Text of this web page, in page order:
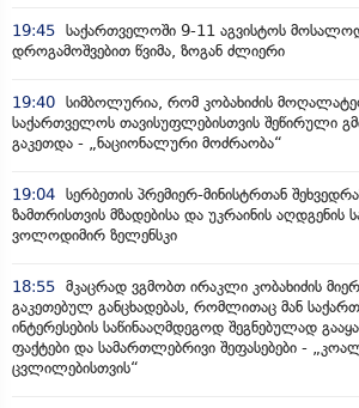
19:45 საქართველოში 9-11 აგვისტოს
დროგამოშვებით წვიმა, ზოგან ძლიერი
19:40 სიმბოლურია, რომ კობახიძის
საქართველოს თავისუფლებისთვის შეწირული
გაკეთდა - „ნაციონალური მოძრაობა“
19:04 სერბეთის პრემიერ-მინისტრთან
ზამთრისთვის მზადებისა და უკრაინის აღდგენის
ვოლოდიმირ ზელენსკი
18:55 მკაცრად ვგმობთ ირაკლი კობახიძის
გაკეთებულ განცხადებას, რომლითაც მან
ინტერესების საწინააღმდეგოდ შეგნებულად
ფაქტები და სამართლებრივი შეფასებები -
ცვლილებისთვის“